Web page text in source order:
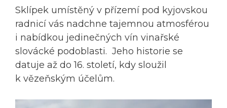
Sklípek umístěný v přízemí pod kyjovskou
radnicí vás nadchne tajemnou atmosférou
i nabídkou jedinečných vín vinařské
slovácké podoblasti. Jeho historie se
datuje až do 16. století, kdy sloužil
k vězeňským účelům.